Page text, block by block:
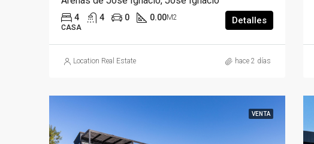
4 4 0 0.00M2
CASA
Detalles
Location Real Estate hace 2 días
VENTA